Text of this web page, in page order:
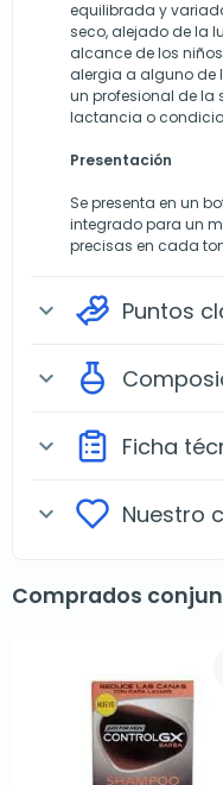
equilibrada y
seco, alejado de la
alcance de los
alergia a alguno de
un profesional de la
lactancia o
Presentación
Se presenta en un
integrado para un
precisas en cada
expand_more Puntos
expand_more
expand_more Ficha
expand_more Nuestro
Comprados